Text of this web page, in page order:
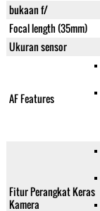
bukaan f/
Focal length (35mm)
Ukuran sensor
AF Features
Fitur Perangkat Keras
Kamera